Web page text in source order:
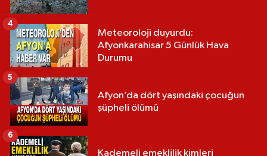
Meteoroloji duyurdu:
Afyonkarahisar 5 Günlük Hava
Durumu
4
Afyon’da dört yaşındaki çocuğun
şüpheli ölümü
5
Kademeli emeklilik kimleri
6